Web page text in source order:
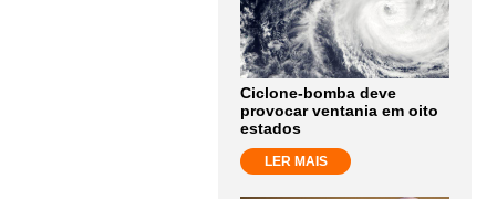
Ciclone-bomba deve
provocar ventania em oito
estados
LER MAIS